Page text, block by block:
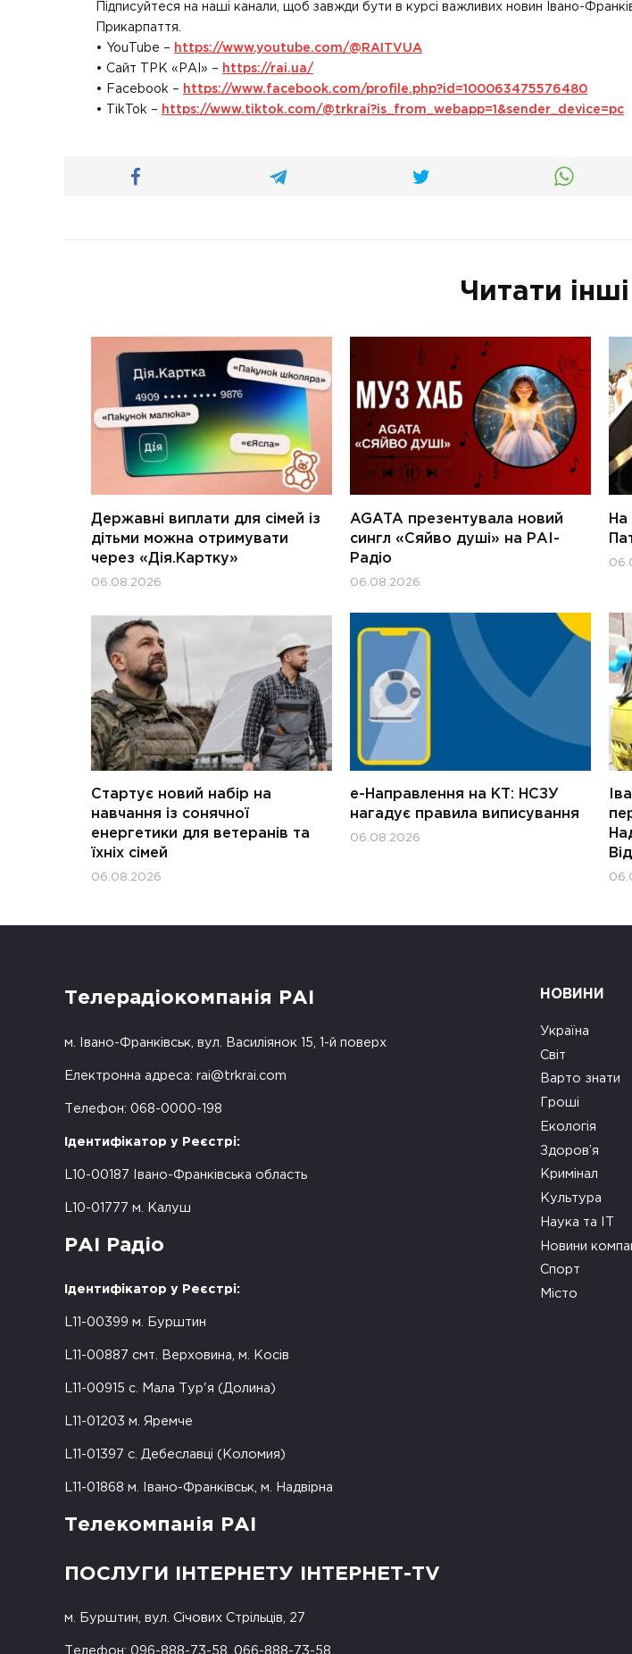
Підписуйтеся на наші канали, щоб завжди бути в курсі важливих новин Івано-
Прикарпаття.
• YouTube – https://www.youtube.com/@RAITVUA
• Сайт ТРК «РАІ» – https://rai.ua/
• Facebook – https://www.facebook.com/profile.php?id=100063475576480
• TikTok – https://www.tiktok.com/@trkrai?is_from_webapp=1&sender_device=pc
Читати
Державні виплати для сімей із
дітьми можна отримувати
через «Дія.Картку»
06.08.2026
AGATA презентувала новий
сингл «Сяйво душі» на РАІ-
Радіо
06.08.2026
На
Стартує новий набір на
навчання із сонячної
енергетики для ветеранів та
їхніх сімей
06.08.2026
е-Направлення на КТ: НСЗУ
нагадує правила виписування
06.08.2026
Телерадіокомпанія РАІ
м. Івано-Франківськ, вул. Василіянок 15, 1-й поверх
Електронна адреса: rai@trkrai.com
Телефон: 068-0000-198
Ідентифікатор у Реєстрі:
L10-00187 Івано-Франківська область
L10-01777 м. Калуш
РАІ Радіо
Ідентифікатор у Реєстрі:
L11-00399 м. Бурштин
L11-00887 смт. Верховина, м. Косів
L11-00915 с. Мала Тур'я (Долина)
L11-01203 м. Яремче
L11-01397 с. Дебеславці (Коломия)
L11-01868 м. Івано-Франківськ, м. Надвірна
Телекомпанія РАІ
ПОСЛУГИ ІНТЕРНЕТУ ІНТЕРНЕТ-TV
м. Бурштин, вул. Січових Стрільців, 27
Телефон: 096-888-73-58, 066-888-73-58
НОВИНИ
Україна
Світ
Варто знати
Гроші
Екологія
Здоров’я
Кримінал
Культура
Наука та ІТ
Новини
Спорт
Місто